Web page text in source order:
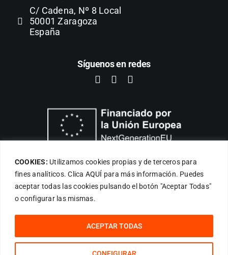
COOKIES: Utilizamos cookies propias y de terceros para
fines analíticos. Clica AQUÍ para más información. Puedes
aceptar todas las cookies pulsando el botón "Aceptar Todas"
o configurar las mismas.
CONFIGURAR
ACEPTAR TODAS
C/ Cadena, Nº 8 Local
50001 Zaragoza
España
Síguenos en redes
© Copyright 2023 - AM Desarrollo | Todos los Derechos
Reservados